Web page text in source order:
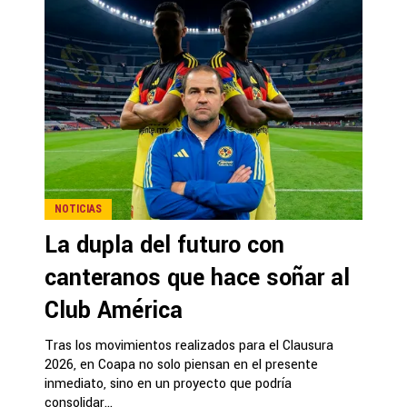
NOTICIAS
La dupla del futuro con
canteranos que hace soñar al
Club América
Tras los movimientos realizados para el Clausura
2026, en Coapa no solo piensan en el presente
inmediato, sino en un proyecto que podría
consolidar...